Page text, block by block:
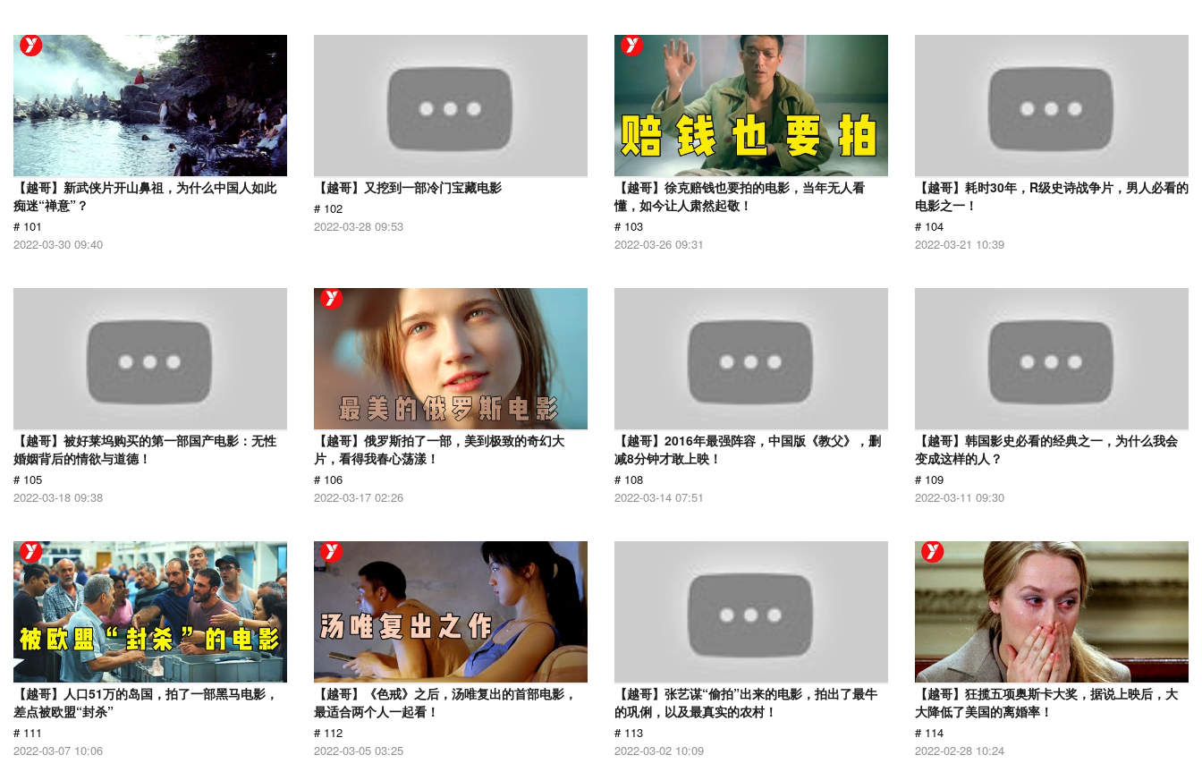
【越哥】新武侠片开山鼻祖，为什么中国人如此
痴迷“禅意”？
# 101
2022-03-30 09:40
【越哥】又挖到一部冷门宝藏电影
# 102
2022-03-28 09:53
【越哥】徐克赔钱也要拍的电影，当年无人看
懂，如今让人肃然起敬！
# 103
2022-03-26 09:31
【越哥】耗时30年，R级史诗战争片，男人必看的
电影之一！
# 104
2022-03-21 10:39
【越哥】被好莱坞购买的第一部国产电影：无性
婚姻背后的情欲与道德！
# 105
2022-03-18 09:38
【越哥】俄罗斯拍了一部，美到极致的奇幻大
片，看得我春心荡漾！
# 106
2022-03-17 02:26
【越哥】2016年最强阵容，中国版《教父》，删
减8分钟才敢上映！
# 108
2022-03-14 07:51
【越哥】韩国影史必看的经典之一，为什么我会
变成这样的人？
# 109
2022-03-11 09:30
【越哥】人口51万的岛国，拍了一部黑马电影，
差点被欧盟“封杀”
# 111
2022-03-07 10:06
【越哥】《色戒》之后，汤唯复出的首部电影，
最适合两个人一起看！
# 112
2022-03-05 03:25
【越哥】张艺谋“偷拍”出来的电影，拍出了最牛
的巩俐，以及最真实的农村！
# 113
2022-03-02 10:09
【越哥】狂揽五项奥斯卡大奖，据说上映后，大
大降低了美国的离婚率！
# 114
2022-02-28 10:24